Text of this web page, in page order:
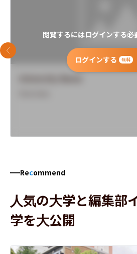
閲覧するにはログインする必
ログインする 無料
前のスライド
Recommend
人気の大学と編集部
学を大公開